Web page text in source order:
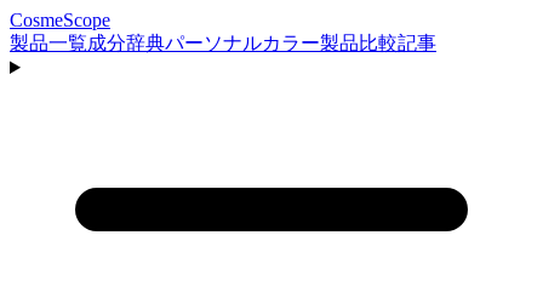
CosmeScope
製品一覧成分辞典パーソナルカラー製品比較記事